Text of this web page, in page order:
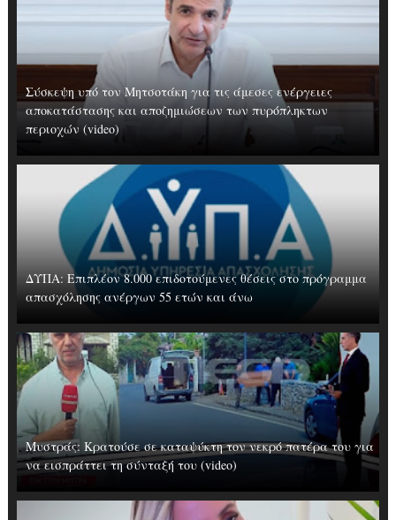
Σύσκεψη υπό τον Μητσοτάκη για τις άμεσες ενέργειες
αποκατάστασης και αποζημιώσεων των πυρόπληκτων
περιοχών (video)
ΔΥΠΑ: Επιπλέον 8.000 επιδοτούμενες θέσεις στο πρόγραμμα
απασχόλησης ανέργων 55 ετών και άνω
Μυστράς: Κρατούσε σε καταψύκτη τον νεκρό πατέρα του για
να εισπράττει τη σύνταξή του (video)